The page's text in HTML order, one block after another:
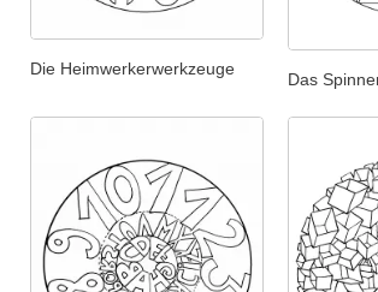
Die Heimwerkerwerkzeuge
Das